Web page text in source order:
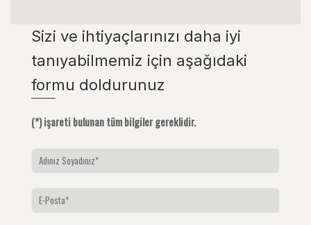
Sizi ve ihtiyaçlarınızı daha iyi
tanıyabilmemiz için aşağıdaki
formu doldurunuz
(*) işareti bulunan tüm bilgiler gereklidir.